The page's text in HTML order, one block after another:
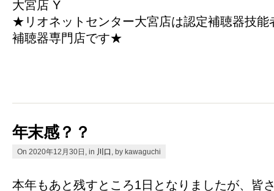
大宮店 Y
★リオネットセンター大宮店は認定補聴器技能
補聴器専門店です★
年末感？？
On 2020年12月30日, in 川口 , by kawaguchi
本年もあと残すところ1日となりましたが、皆